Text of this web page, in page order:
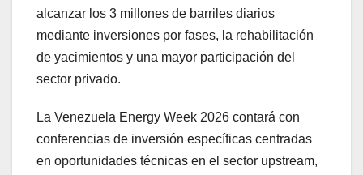
alcanzar los 3 millones de barriles diarios
mediante inversiones por fases, la rehabilitación
de yacimientos y una mayor participación del
sector privado.
La Venezuela Energy Week 2026 contará con
conferencias de inversión específicas centradas
en oportunidades técnicas en el sector upstream,